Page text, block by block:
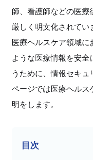
師、看護師などの医療
厳しく明文化されてい
医療ヘルスケア領域
ような医療情報を安全
うために、情報セキ
ページでは医療ヘルス
明をします。
目次